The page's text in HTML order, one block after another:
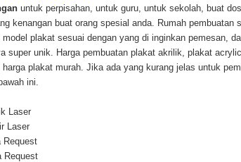
untuk perpisahan, untuk guru, untuk sekolah, buat
kenangan buat orang spesial anda. Rumah pembuatan
plakat sesuai dengan yang di inginkan pemesan,
super unik. Harga pembuatan plakat akrilik, plakat
harga plakat murah. Jika ada yang kurang jelas untuk
ini.